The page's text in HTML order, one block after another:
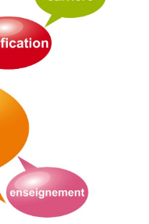
de piscine
de la qualité
les ERP
qualité de l’air
des milieux
en temps réel
des milieux
avec des
passifs
des milieux
à l’aide de